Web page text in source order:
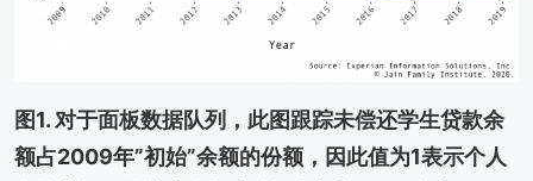
图1. 对于面板数据队列，此图跟踪未偿还学生贷款余
额占2009年”初始”余额的份额，因此值为1表示个人